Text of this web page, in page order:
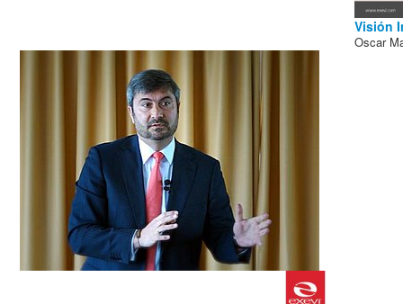
Visión
Oscar